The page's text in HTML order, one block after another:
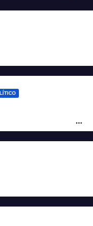
que somos títeres